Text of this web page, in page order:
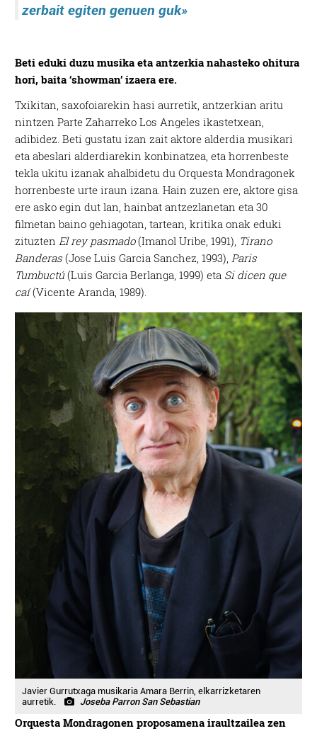
zerbait egiten genuen guk»
Beti eduki duzu musika eta antzerkia nahasteko ohitura
hori, baita ‘showman’ izaera ere.
Txikitan, saxofoiarekin hasi aurretik, antzerkian aritu
nintzen ParteZaharreko Los Angeles ikastetxean,
adibidez. Beti gustatu izan zait aktore alderdia musikari
eta abeslari alderdiarekin konbinatzea, eta horrenbeste
tekla ukitu izanak ahalbidetu du Orquesta Mondragonek
horrenbeste urte iraun izana. Hain zuzen ere, aktore gisa
ere asko egin dut lan, hainbat antzezlanetan eta 30
filmetan baino gehiagotan, tartean, kritika onak eduki
zituzten El rey pasmado(Imanol Uribe, 1991), Tirano
Banderas (Jose Luis Garcia Sanchez, 1993), Paris
Tumbuctú(Luis Garcia Berlanga, 1999) eta Si dicen que
caí(Vicente Aranda, 1989).
Javier Gurrutxaga musikaria Amara Berrin, elkarrizketaren
aurretik.
Joseba Parron San Sebastian
Orquesta Mondragonen proposamena iraultzailea zen